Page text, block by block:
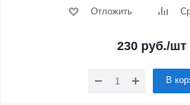
Отложить
230 руб./шт
В